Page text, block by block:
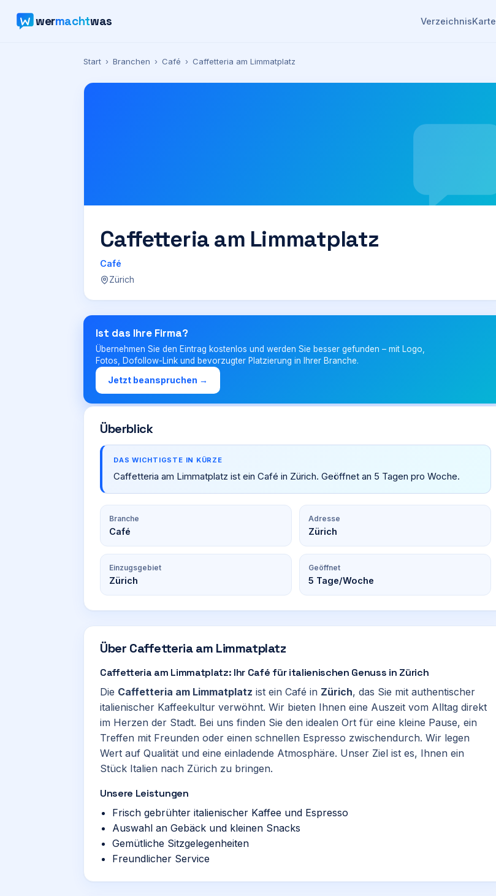
wermachtwas VerzeichnisKarte
Start › Branchen › Café › Caffetteria am Limmatplatz
Caffetteria am Limmatplatz
Café
Zürich
Ist das Ihre Firma?
Übernehmen Sie den Eintrag kostenlos und werden Sie besser gefunden – mit Logo,
Fotos, Dofollow-Link und bevorzugter Platzierung in Ihrer Branche.
Jetzt beanspruchen →
Überblick
DAS WICHTIGSTE IN KÜRZE
Caffetteria am Limmatplatz ist ein Café in Zürich. Geöffnet an 5 Tagen pro Woche.
Branche
Café
Adresse
Zürich
Einzugsgebiet
Zürich
Geöffnet
5 Tage/Woche
Über Caffetteria am Limmatplatz
Caffetteria am Limmatplatz: Ihr Café für italienischen Genuss in Zürich
Die Caffetteria am Limmatplatz ist ein Café in Zürich, das Sie mit authentischer
italienischer Kaffeekultur verwöhnt. Wir bieten Ihnen eine Auszeit vom Alltag direkt
im Herzen der Stadt. Bei uns finden Sie den idealen Ort für eine kleine Pause, ein
Treffen mit Freunden oder einen schnellen Espresso zwischendurch. Wir legen
Wert auf Qualität und eine einladende Atmosphäre. Unser Ziel ist es, Ihnen ein
Stück Italien nach Zürich zu bringen.
Unsere Leistungen
Frisch gebrühter italienischer Kaffee und Espresso
Auswahl an Gebäck und kleinen Snacks
Gemütliche Sitzgelegenheiten
Freundlicher Service